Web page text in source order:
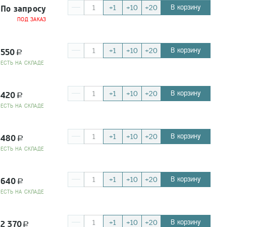
По запросу
ПОД ЗАКАЗ
В корзину
+1 +10 +20
550 a
EСТЬ НА СКЛАДЕ
В корзину
+1 +10 +20
420 a
EСТЬ НА СКЛАДЕ
В корзину
+1 +10 +20
480 a
EСТЬ НА СКЛАДЕ
В корзину
+1 +10 +20
640 a
EСТЬ НА СКЛАДЕ
В корзину
+1 +10 +20
2 370a
В корзину
+1 +10 +20